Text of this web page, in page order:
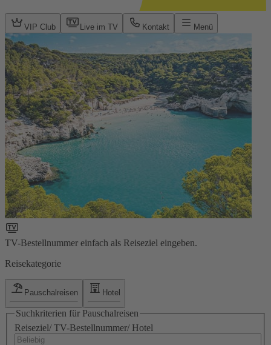
VIP Club Live im TV Kontakt Menü
TV-Bestellnummer einfach als Reiseziel eingeben.
Reisekategorie
Pauschalreisen Hotel
Suchkriterien für Pauschalreisen
Reiseziel/ TV-Bestellnummer/ Hotel